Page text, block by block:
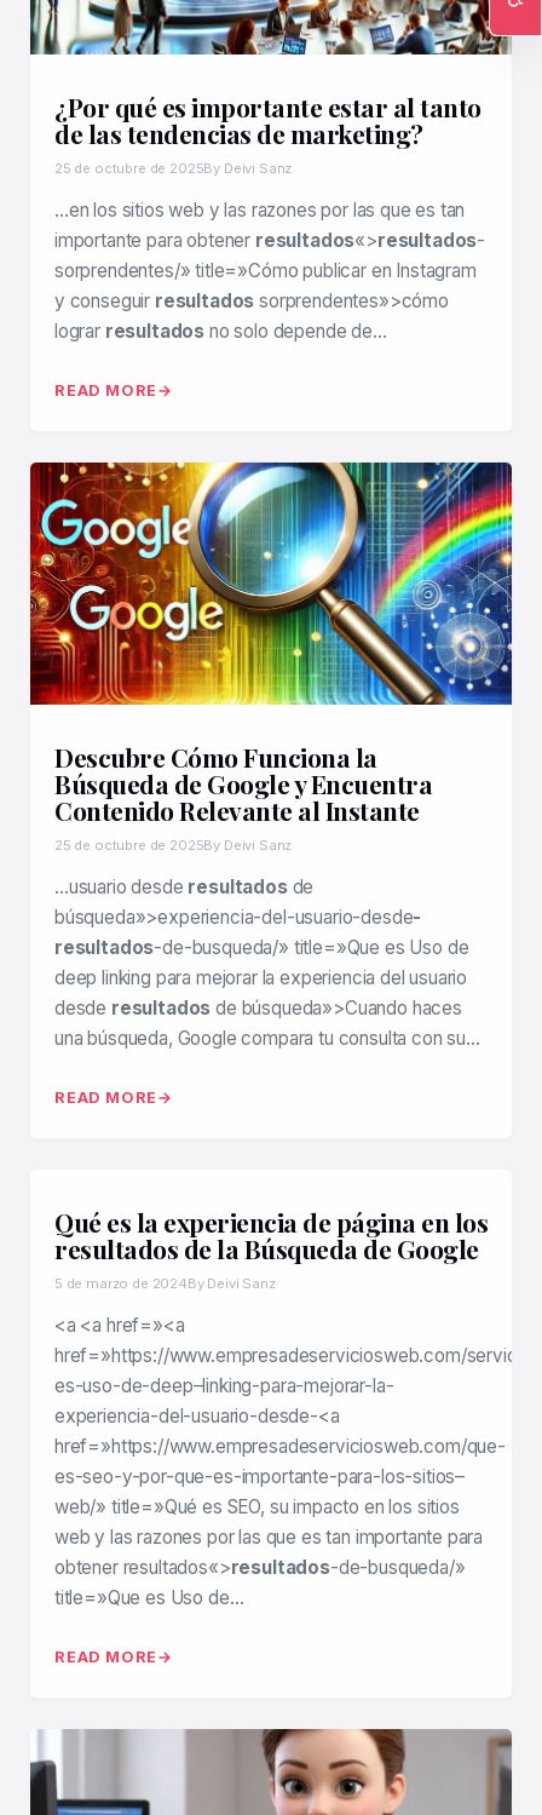
¿Por qué es importante estar al tanto
de las tendencias de marketing?
25 de octubre de 2025By Deivi Sanz
…en los sitios web y las razones por las que es tan
importante para obtener resultados«>resultados-
sorprendentes/» title=»Cómo publicar en Instagram
y conseguir resultados sorprendentes»>cómo
lograr resultados no solo depende de…
READ MORE
Descubre Cómo Funciona la
Búsqueda de Google y Encuentra
Contenido Relevante al Instante
25 de octubre de 2025By Deivi Sanz
…usuario desde resultadosde
búsqueda»>experiencia-del-usuario-desde-
resultados-de-busqueda/» title=»Que es Uso de
deep linking para mejorar la experiencia del usuario
desde resultados de búsqueda»>Cuando haces
una búsqueda, Google compara tu consulta con su…
READ MORE
Qué es la experiencia de página en los
resultados de la Búsqueda de Google
5 de marzo de 2024By Deivi Sanz
<a <a href=»<a
href=»https://www.empresadeserviciosweb.com/
es-uso-de-deep–linking-para-mejorar-la-
experiencia-del-usuario-desde-<a
href=»https://www.empresadeserviciosweb.com/que-
es-seo-y-por-que-es-importante-para-los-sitios–
web/» title=»Qué es SEO, su impacto en los sitios
web y las razones por las que es tan importante para
obtener resultados«>resultados-de-busqueda/»
title=»Que es Uso de…
READ MORE